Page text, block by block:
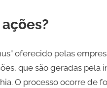
oferecido pelas
que são geradas pela
O processo ocorre de